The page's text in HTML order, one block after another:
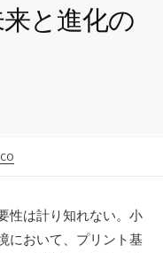
と進化の
は計り知れない。 小
において、プリント基